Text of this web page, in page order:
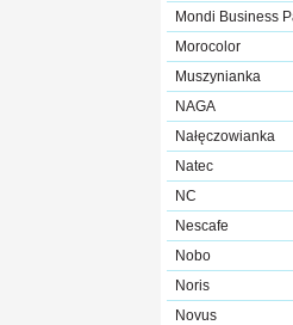
Mondi Business
Morocolor
Muszynianka
NAGA
Nałęczowianka
Natec
NC
Nescafe
Nobo
Noris
Novus